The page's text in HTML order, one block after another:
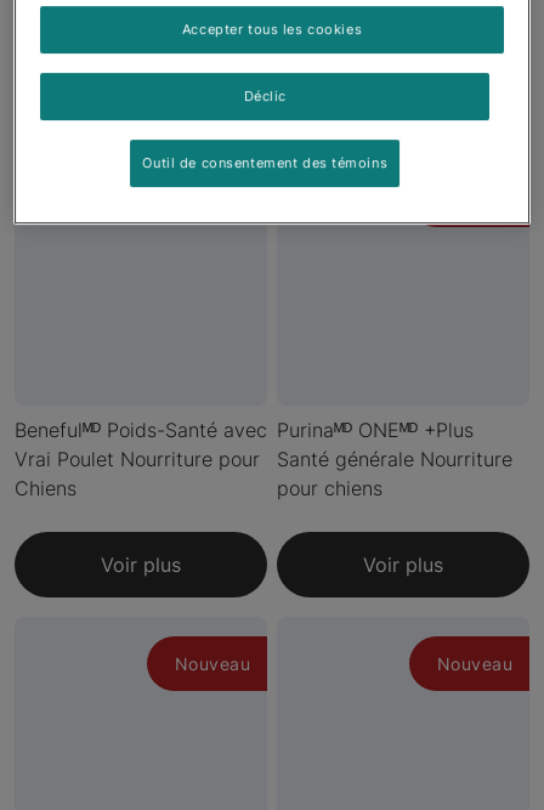
Produits
Benefulᴹᴰ Poids-Santé avec
Vrai Poulet Nourriture pour
Chiens
Voir plus
Purinaᴹᴰ ONEᴹᴰ +Plus
Santé générale Nourriture
pour chiens
Voir plus
Nouveau Nouveau
Déclic
Accepter tous les cookies
Outil de consentement des témoins